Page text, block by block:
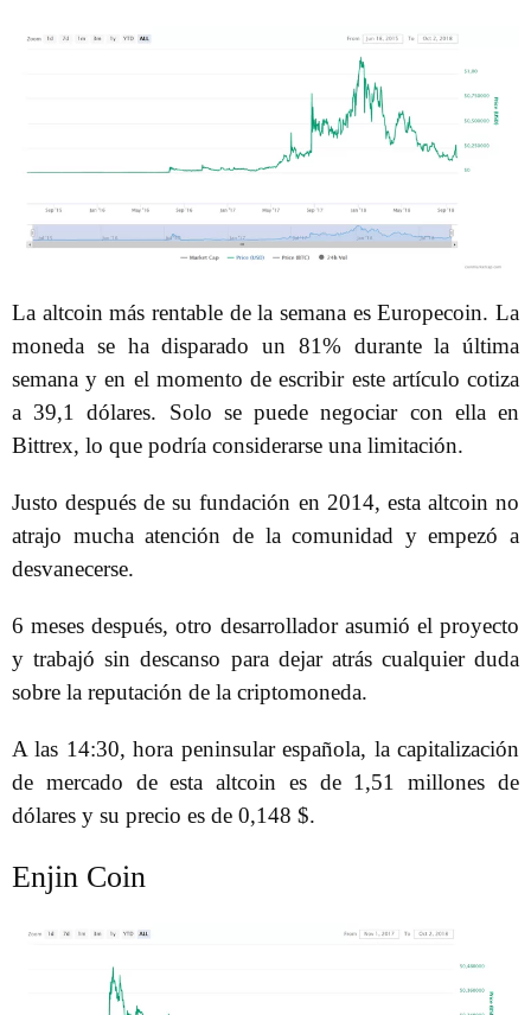
La altcoin más rentable de la semana es Europecoin. La
moneda se ha disparado un 81% durante la última
semana y en el momento de escribir este artículo cotiza
a 39,1 dólares. Solo se puede negociar con ella en
Bittrex, lo que podría considerarse una limitación.
Justo después de su fundación en 2014, esta altcoin no
atrajo mucha atención de la comunidad y empezó a
desvanecerse.
6 meses después, otro desarrollador asumió el proyecto
y trabajó sin descanso para dejar atrás cualquier duda
sobre la reputación de la criptomoneda.
A las 14:30, hora peninsular española, la capitalización
de mercado de esta altcoin es de 1,51 millones de
dólares y su precio es de 0,148 $.
Enjin Coin